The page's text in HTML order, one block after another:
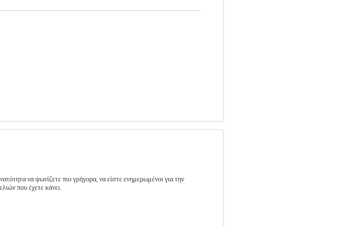
να ψωνίζετε πιο γρήγορα, να είστε ενημερωμένοι για την
που έχετε κάνει.